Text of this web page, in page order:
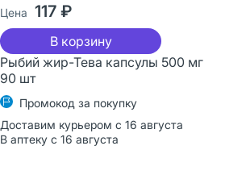
Цена 117 ₽
В корзину
Рыбий жир-Тева капсулы 500 мг
90 шт
Промокод за покупку
Доставим курьером с 16 августа
В аптеку с 16 августа